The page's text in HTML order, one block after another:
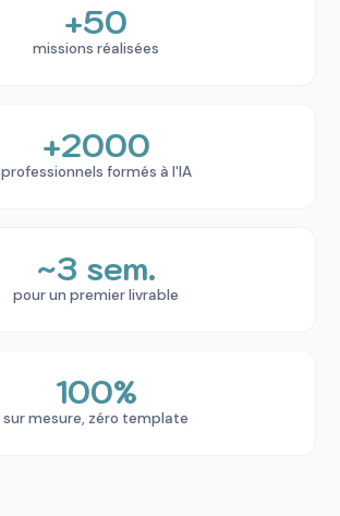
+50
missions réalisées
+2000
professionnels formés à l'IA
~3 sem.
pour un premier livrable
100%
sur mesure, zéro template